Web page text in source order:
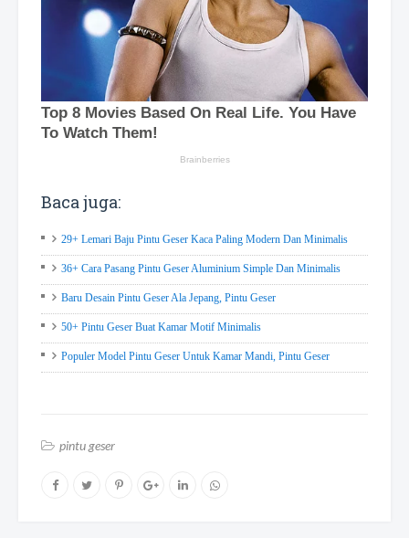
Baca juga:
29+ Lemari Baju Pintu Geser Kaca Paling Modern Dan Minimalis
36+ Cara Pasang Pintu Geser Aluminium Simple Dan Minimalis
Baru Desain Pintu Geser Ala Jepang, Pintu Geser
50+ Pintu Geser Buat Kamar Motif Minimalis
Populer Model Pintu Geser Untuk Kamar Mandi, Pintu Geser
pintu geser